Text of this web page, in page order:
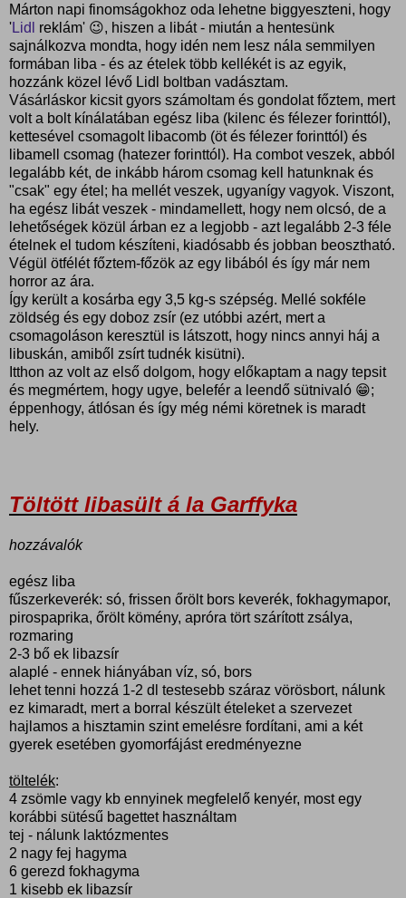
Márton napi finomságokhoz oda lehetne biggyeszteni, hogy
'Lidl reklám' 😉, hiszen a libát - miután a hentesünk
sajnálkozva mondta, hogy idén nem lesz nála semmilyen
formában liba - és az ételek több kellékét is az egyik,
hozzánk közel lévő Lidl boltban vadásztam.
Vásárláskor kicsit gyors számoltam és gondolat főztem, mert
volt a bolt kínálatában egész liba (kilenc és félezer forinttól),
kettesével csomagolt libacomb (öt és félezer forinttól) és
libamell csomag (hatezer forinttól). Ha combot veszek, abból
legalább két, de inkább három csomag kell hatunknak és
"csak" egy étel; ha mellét veszek, ugyanígy vagyok. Viszont,
ha egész libát veszek - mindamellett, hogy nem olcsó, de a
lehetőségek közül árban ez a legjobb - azt legalább 2-3 féle
ételnek el tudom készíteni, kiadósabb és jobban beosztható.
Végül ötfélét főztem-főzök az egy libából és így már nem
horror az ára.
Így került a kosárba egy 3,5 kg-s szépség. Mellé sokféle
zöldség és egy doboz zsír (ez utóbbi azért, mert a
csomagoláson keresztül is látszott, hogy nincs annyi háj a
libuskán, amiből zsírt tudnék kisütni).
Itthon az volt az első dolgom, hogy előkaptam a nagy tepsit
és megmértem, hogy ugye, belefér a leendő sütnivaló 😁;
éppenhogy, átlósan és így még némi köretnek is maradt
hely.
Töltött libasült á la Garffyka
hozzávalók
egész liba
fűszerkeverék: só, frissen őrölt bors keverék, fokhagymapor,
pirospaprika, őrölt kömény, apróra tört szárított zsálya,
rozmaring
2-3 bő ek libazsír
alaplé - ennek hiányában víz, só, bors
lehet tenni hozzá 1-2 dl testesebb száraz vörösbort, nálunk
ez kimaradt, mert a borral készült ételeket a szervezet
hajlamos a hisztamin szint emelésre fordítani, ami a két
gyerek esetében gyomorfájást eredményezne
töltelék:
4 zsömle vagy kb ennyinek megfelelő kenyér, most egy
korábbi sütésű bagettet használtam
tej - nálunk laktózmentes
2 nagy fej hagyma
6 gerezd fokhagyma
1 kisebb ek libazsír